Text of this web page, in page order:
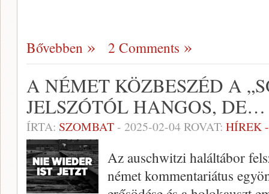
Bővebben 2 Comments
A NÉMET KÖZBESZÉD A
JELSZÓTÓL HANGOS, DE…
ÍRTA: SZOMBAT- 2025-02-04ROVAT: HÍREK
Az auschwitzi haláltábor
német kommentariátus